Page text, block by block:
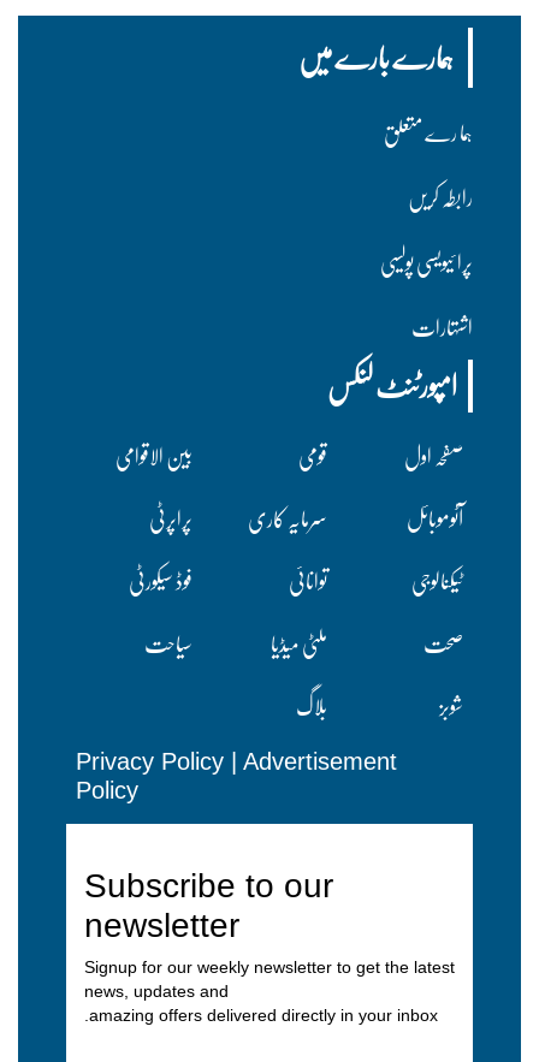
ہمارے بارے میں
ہما رے متعلق
رابطہ کریں
پرا ئیویسی پولسیی
اشتہارات
امپورٹنٹ لنکس
صفحہ اول قومی
بین الاقوامی
آٹوموبائل
سرمایہ کاری
پراپرٹی
ٹیکنالوجی
توانائی
فوڈ سیکورٹی
صحت
ملٹی میڈیا
سیاحت
شوبز
بلاگ
Privacy Policy
Advertisement
Policy
Subscribe to our
newsletter
Signup for our weekly newsletter to get the latest
news, updates and
amazing offers delivered directly in your inbox.